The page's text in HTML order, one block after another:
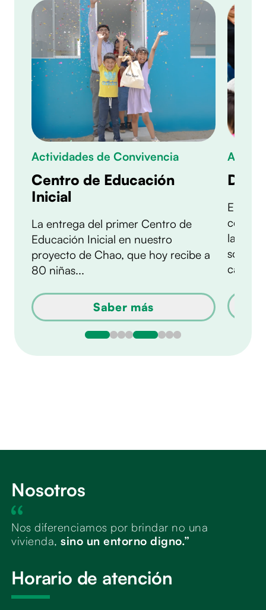
Actividades de Convivencia
Centro de Educación
Inicial
La entrega del primer Centro de
Educación Inicial en nuestro
proyecto de Chao, que hoy recibe a
80 niñas...
Saber más
Día
El Día
la
cada
Nosotros
Nos diferenciamos por brindar no una
vivienda,sino un entorno digno.”
Horario de atención